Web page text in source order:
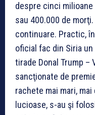
despre cinci
sau 400.000 de
continuare. Practic,
oficial fac din Siria
tirade Donal Trump –
sancţionate de
rachete mai mari,
lucioase, s-au şi